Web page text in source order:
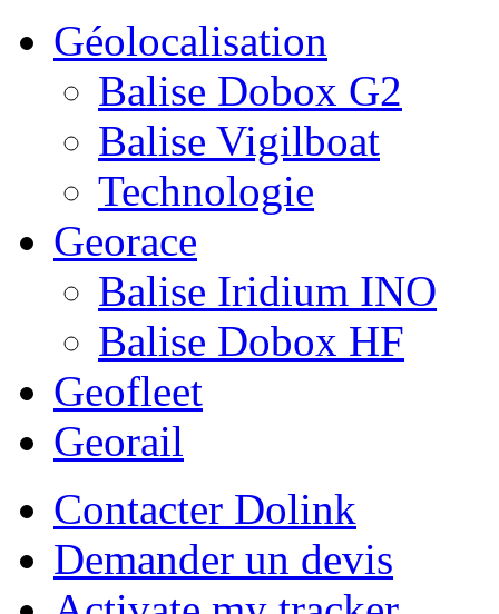
Géolocalisation
Balise Dobox G2
Balise Vigilboat
Technologie
Georace
Balise Iridium INO
Balise Dobox HF
Geofleet
Georail
Contacter Dolink
Demander un devis